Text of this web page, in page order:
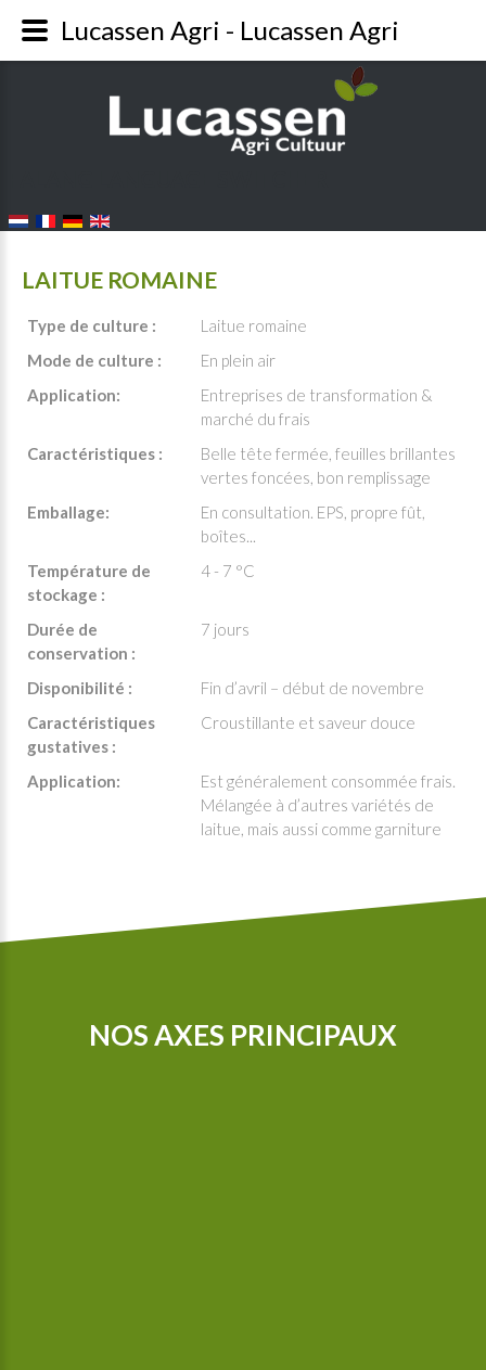
LAITUE ROMAINE
Type de culture :
Laitue romaine
Mode de culture :
En plein air
Application:
Entreprises de transformation &
marché du frais
Caractéristiques :
Belle tête fermée, feuilles brillantes
vertes foncées, bon remplissage
Emballage:
En consultation. EPS, propre fût,
boîtes...
Température de
stockage :
4 - 7 °C
Durée de
conservation :
7 jours
Disponibilité :
Fin d’avril – début de novembre
Caractéristiques
gustatives :
Croustillante et saveur douce
Application:
Est généralement consommée frais.
Mélangée à d’autres variétés de
laitue, mais aussi comme garniture
NOS AXES PRINCIPAUX
Lucassen Agri - Lucassen Agri